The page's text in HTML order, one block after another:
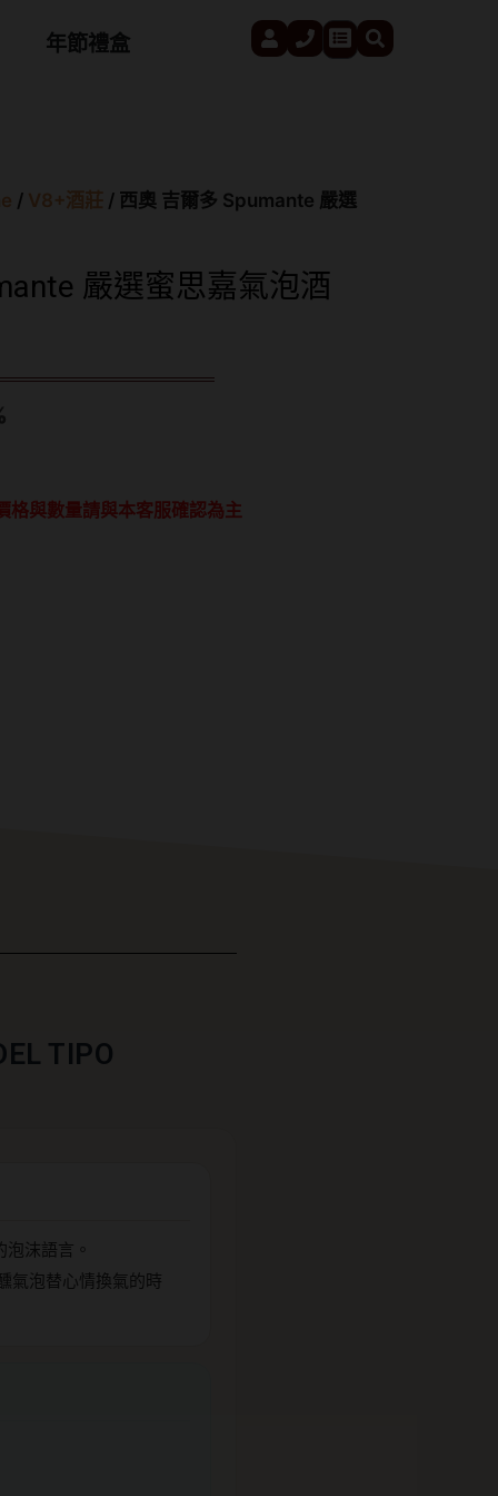
年節禮盒
UserPhoneCartSearch
/ V8+酒莊 / 西奧 吉爾多 Spumante 嚴選
嚴選蜜思嘉氣泡酒
格與數量請與本客服確認為主
TIPO
沫語言。
氣泡替心情換氣的時